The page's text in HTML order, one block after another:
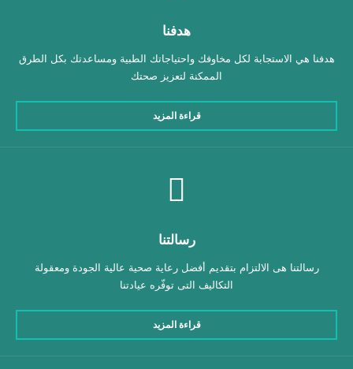
هدفنا
هدفنا هي الاستجابة لكل مخاوفك واحتياجاتك الطبية ومساعدتك بكل الطرق
الممكنة لتعزيز صحتك
قراءة المزيد
رسالتنا
رسالتنا هى الالتزام بتقديم أفضل رعاية صحية عالية الجودة ومعقولة
التكاليف التى توفّره عيادتنا
قراءة المزيد